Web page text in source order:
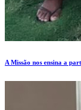
A Missão nos ensina a